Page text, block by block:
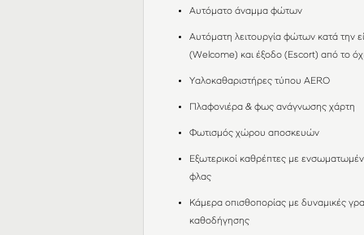
Αυτόματο άναμμα φώτων
Αυτόματη λειτουργία φώτων κατά την
(Welcome) και έξοδο (Escort) από το
Υαλοκαθαριστήρες τύπου AERO
Πλαφονιέρα & φως ανάγνωσης χάρτη
Φωτισμός χώρου αποσκευών
Εξωτερικοί καθρέπτες με
φλας
Κάμερα οπισθοπορίας με δυναμικές
καθοδήγησης